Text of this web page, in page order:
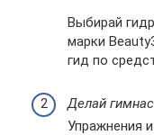
Выбирай
марки
гид по
Делай
Упражнения